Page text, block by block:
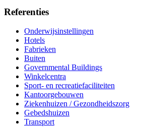
Referenties
Onderwijsinstellingen
Hotels
Fabrieken
Buiten
Governmental Buildings
Winkelcentra
Sport- en recreatiefaciliteiten
Kantoorgebouwen
Ziekenhuizen / Gezondheidszorg
Gebedshuizen
Transport